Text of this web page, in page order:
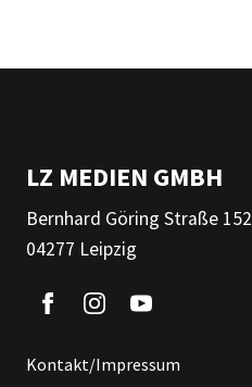
LZ MEDIEN GMBH
Bernhard Göring Straße 152
04277 Leipzig
Kontakt/Impressum